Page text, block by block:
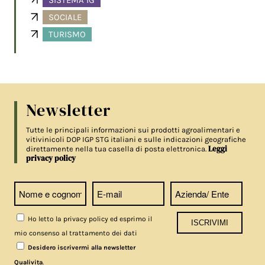
SOCIALE
TURISMO
Newsletter
Tutte le principali informazioni sui prodotti agroalimentari e
vitivinicoli DOP IGP STG italiani e sulle indicazioni geografiche
direttamente nella tua casella di posta elettronica.Leggi
privacy policy
Ho letto la privacy policy ed esprimo il
mio consenso al trattamento dei dati
Desidero iscrivermi alla newsletter
Qualivita.